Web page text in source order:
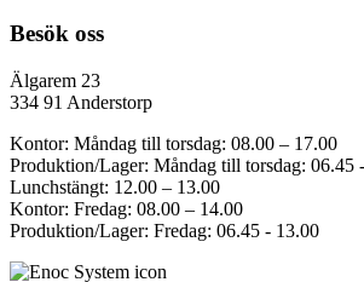
Besök oss
Älgarem 23
334 91 Anderstorp
Kontor: Måndag till torsdag: 08.00 – 17.00
Produktion/Lager: Måndag till torsdag: 06.45
Lunchstängt: 12.00 – 13.00
Kontor: Fredag: 08.00 – 14.00
Produktion/Lager: Fredag: 06.45 - 13.00